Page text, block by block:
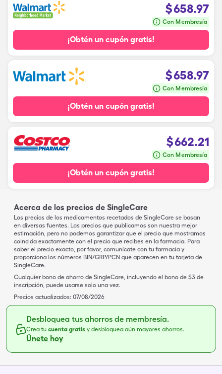
$658.97
Con Membresía
¡Obtén un cupón gratis!
$658.97
Con Membresía
¡Obtén un cupón gratis!
$662.21
Con Membresía
¡Obtén un cupón gratis!
Acerca de los precios de SingleCare
Los precios de los medicamentos recetados de SingleCare se basan
en diversas fuentes. Los precios que publicamos son nuestra mejor
estimación, pero no podemos garantizar que el precio que mostramos
coincida exactamente con el precio que recibes en la farmacia. Para
saber el precio exacto, por favor, comunícate con tu farmacia y
proporciona los números BIN/GRP/PCN que aparecen en tu tarjeta de
SingleCare.
Cualquier bono de ahorro de SingleCare, incluyendo el bono de $3 de
inscripción, puede usarse solo una vez.
Precios actualizados: 07/08/2026
Desbloquea tus ahorros de membresía.
Crea tu cuenta gratis y desbloquea aún mayores ahorros.
Únete hoy